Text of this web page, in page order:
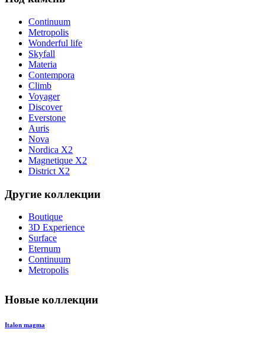
Continuum
Metropolis
Wonderful life
Skyfall
Materia
Contempora
Climb
Voyager
Discover
Everstone
Auris
Nova
Nordica X2
Magnetique X2
District X2
Другие коллекции
Boutique
3D Experience
Surface
Eternum
Continuum
Metropolis
Новые коллекции
Italon magma